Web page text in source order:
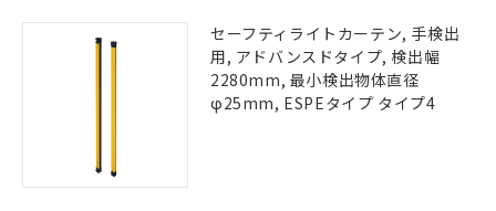
セーフティライトカーテン, 手検出
用, アドバンスドタイプ, 検出幅
2280mm, 最小検出物体直径
φ25mm, ESPEタイプ タイプ4